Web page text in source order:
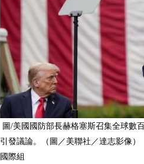
圖/美國國防部長赫格塞斯召集全球數
引發議論。（圖／美聯社／達志影像）
國際組